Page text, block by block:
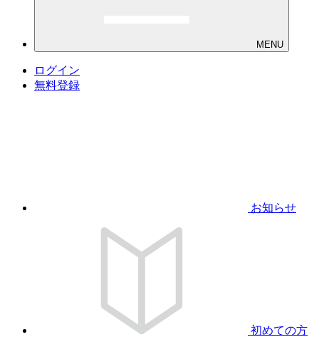
MENU
ログイン
無料登録
お知らせ
初めての方